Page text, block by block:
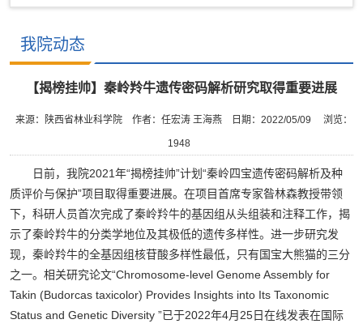
我院动态
【揭榜挂帅】秦岭羚牛遗传密码解析研究取得重要进展
来源：陕西省林业科学院 作者：任宏涛 王海燕 日期：2022/05/09 浏览：
1948
日前，我院2021年“揭榜挂帅”计划“秦岭四宝遗传密码解析及种
质评价与保护”项目取得重要进展。在项目首席专家昝林森教授带领
下，科研人员首次完成了秦岭羚牛的基因组从头组装和注释工作，揭
示了秦岭羚牛的分类学地位及其极低的遗传多样性。进一步研究发
现，秦岭羚牛的全基因组核苷酸多样性最低，只有国宝大熊猫的三分
之一。相关研究论文“Chromosome-level Genome Assembly for
Takin (Budorcas taxicolor) Provides Insights into Its Taxonomic
Status and Genetic Diversity ”已于2022年4月25日在线发表在国际